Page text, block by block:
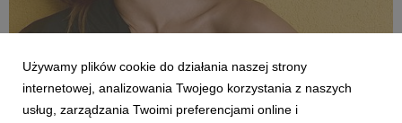
Używamy plików cookie do działania naszej strony
internetowej, analizowania Twojego korzystania z naszych
usług, zarządzania Twoimi preferencjami online i